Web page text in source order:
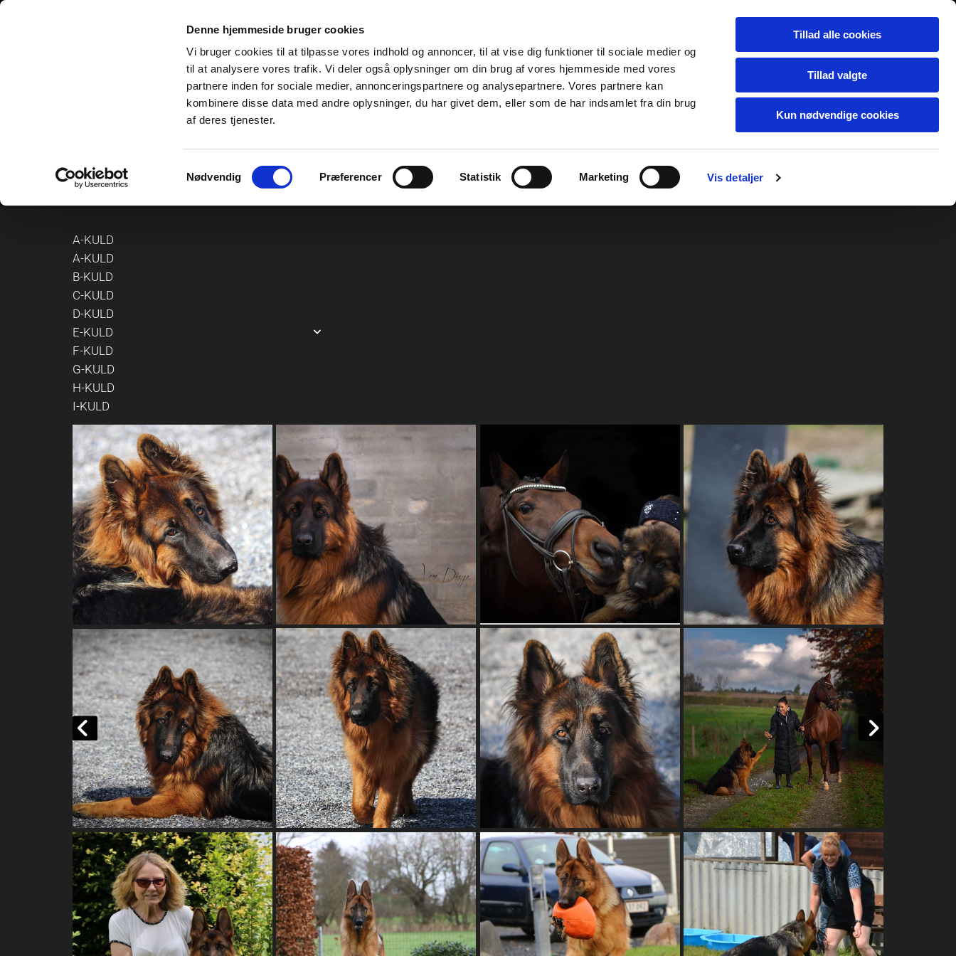
Denne hjemmeside bruger cookies
Vi bruger cookies til at tilpasse vores indhold og annoncer, til at vise dig funktioner til sociale medier og
til at analysere vores trafik. Vi deler også oplysninger om din brug af vores hjemmeside med vores
partnere inden for sociale medier, annonceringspartnere og analysepartnere. Vores partnere kan
kombinere disse data med andre oplysninger, du har givet dem, eller som de har indsamlet fra din brug
af deres tjenester.
Nødvendig Præferencer Statistik Marketing Vis detaljer
Tillad alle cookies
Tillad valgte
Kun nødvendige cookies
HOME IN MEMORIES/OTIUM TÆVER UNGHUNDE HVALPE KONTAKT AVLSNYT LINKS MV.
A-KULD
A-KULD
B-KULD
C-KULD
D-KULD
E-KULD
Hvalpekøbers foto E
F-KULD
G-KULD
H-KULD
I-KULD